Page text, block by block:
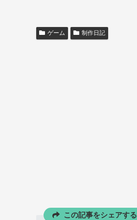
ゲーム 制作日記
この記事をシェアする